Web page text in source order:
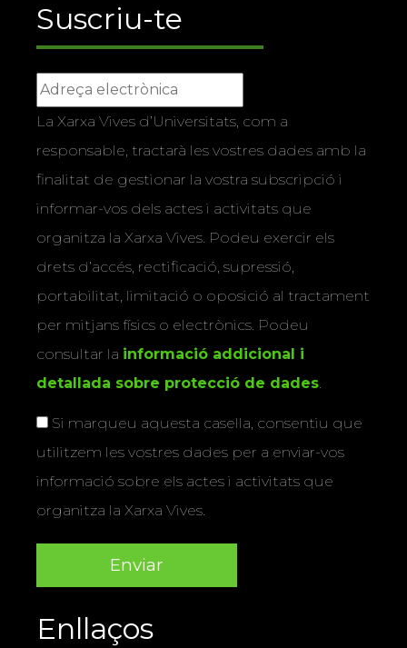
Suscriu-te
La Xarxa Vives d’Universitats, com a
responsable, tractarà les vostres dades amb la
finalitat de gestionar la vostra subscripció i
informar-vos dels actes i activitats que
organitza la Xarxa Vives. Podeu exercir els
drets d’accés, rectificació, supressió,
portabilitat, limitació o oposició al tractament
per mitjans físics o electrònics. Podeu
consultar la informació addicional i
detallada sobre protecció de dades.
Si marqueu aquesta casella, consentiu que
utilitzem les vostres dades per a enviar-vos
informació sobre els actes i activitats que
organitza la Xarxa Vives.
Enllaços